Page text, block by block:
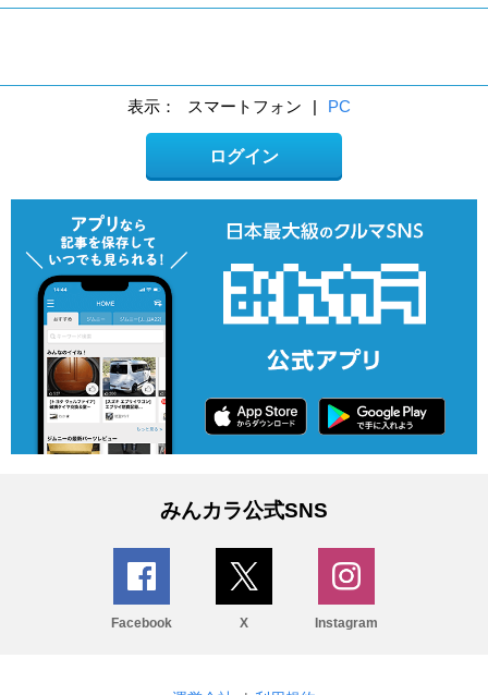
表示： スマートフォン | PC
ログイン
みんカラ公式SNS
Facebook X Instagram